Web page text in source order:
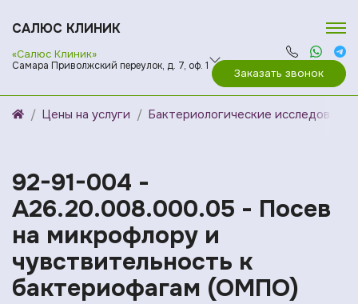
САЛЮС КЛИНИК
«Салюс Клиник»
Самара Приволжский переулок, д. 7, оф. 1
Заказать звонок
Цены на услуги Бактериологические исследования
92-91-004 -
A26.20.008.000.05 - Посев
на микрофлору и
чувствительность к
бактериофагам (ОМПО)